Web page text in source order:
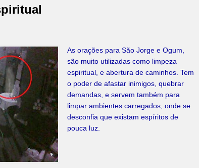
As orações para São Jorge e Ogum,
são muito utilizadas como limpeza
espiritual, e abertura de caminhos. Tem
o poder de afastar inimigos, quebrar
demandas, e servem também para
limpar ambientes carregados, onde se
desconfia que existam espíritos de
pouca luz.